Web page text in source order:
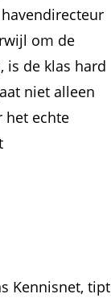
om de
is de klas hard
niet alleen
het echte
Kennisnet, tipt